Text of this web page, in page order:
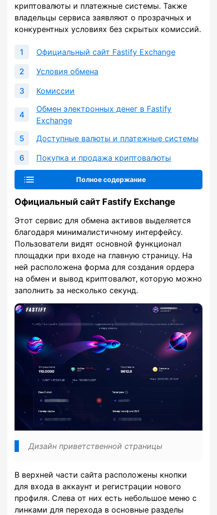
криптовалюты и платежные системы. Также
владельцы сервиса заявляют о прозрачных и
конкурентных условиях без скрытых комиссий.
Официальный сайт Fastify Exchange
Условия обмена
Комиссии
Обмен электронных денег в Fastify
Exchange
Доступные валюты и платежные системы
Покупка и продажа криптовалюты
Полное содержание
Официальный сайт Fastify Exchange
Этот сервис для обмена активов выделяется
благодаря минималистичному интерфейсу.
Пользователи видят основной функционал
площадки при входе на главную страницу. На
ней расположена форма для создания ордера
на обмен и вывод криптовалют, которую можно
заполнить за несколько секунд.
Дизайн приветственной страницы
В верхней части сайта расположены кнопки
для входа в аккаунт и регистрации нового
профиля. Слева от них есть небольшое меню с
линками для перехода в основные разделы